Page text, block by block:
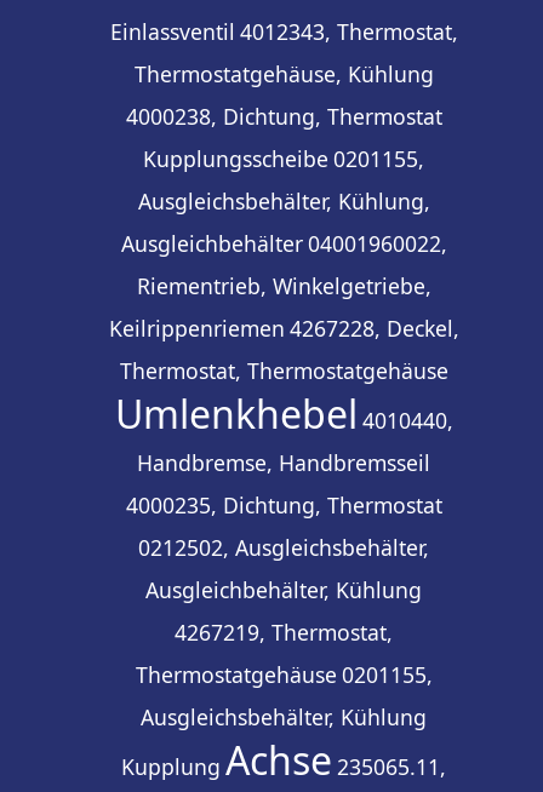
Einlassventil 4012343, Thermostat,
Thermostatgehäuse, Kühlung
4000238, Dichtung, Thermostat
Kupplungsscheibe 0201155,
Ausgleichsbehälter, Kühlung,
Ausgleichbehälter04001960022,
Riementrieb, Winkelgetriebe,
Keilrippenriemen 4267228, Deckel,
Thermostat, Thermostatgehäuse
Umlenkhebel 4010440,
Handbremse, Handbremsseil
4000235, Dichtung, Thermostat
0212502, Ausgleichsbehälter,
Ausgleichbehälter, Kühlung
4267219, Thermostat,
Thermostatgehäuse 0201155,
Ausgleichsbehälter, Kühlung
Kupplung Achse 235065.11,